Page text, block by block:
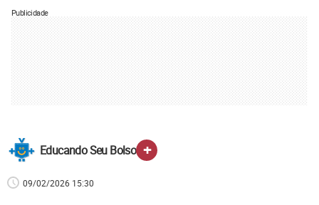
Publicidade
Educando Seu Bolso +
09/02/2026 15:30